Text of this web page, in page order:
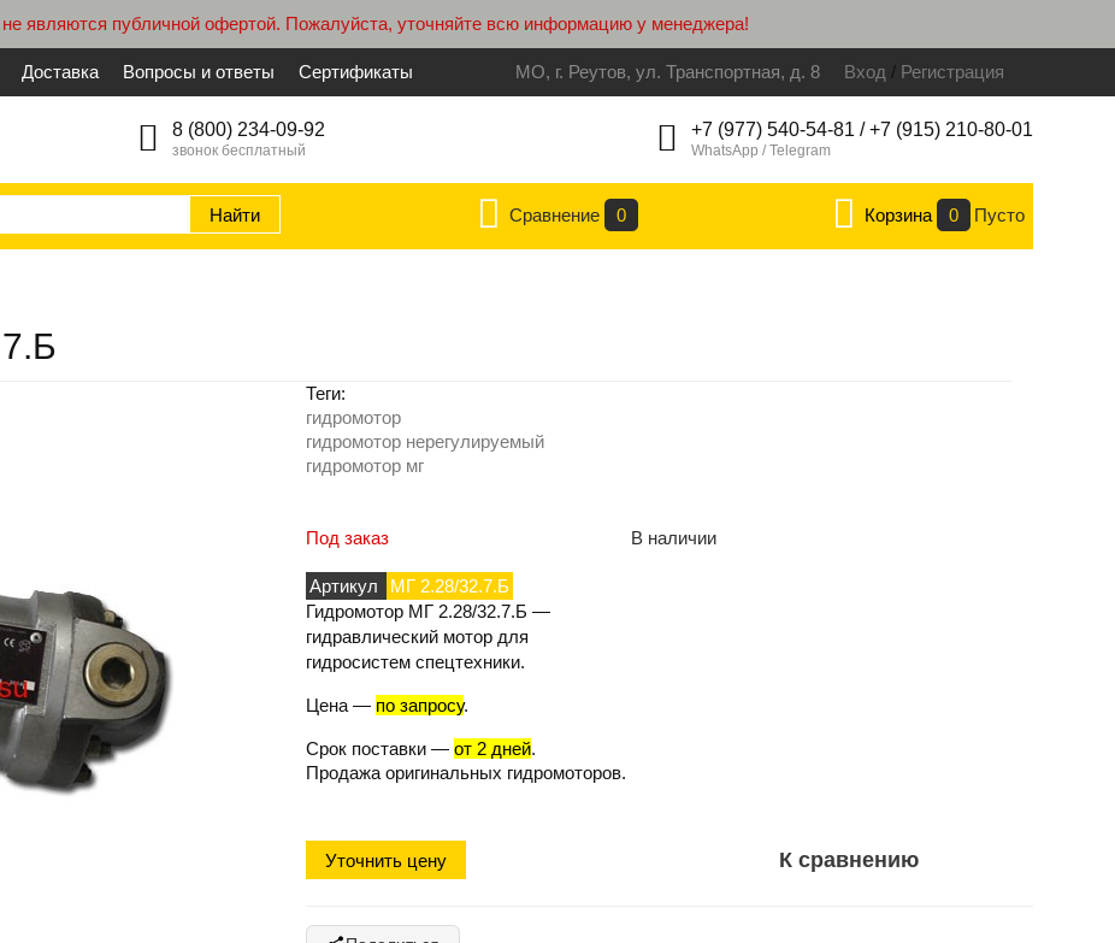
являются публичной офертой. Пожалуйста, уточняйте всю информацию у менеджера!
Доставка Вопросы и ответы Сертификаты МО, г. Реутов, ул. Транспортная, д. 8 Вход / Регистрация
8 (800) 234-09-92
звонок бесплатный
+7 (977) 540-54-81 / +7 (915) 210-80-01
WhatsApp / Telegram
Сравнение 0 Корзина 0 Пусто
Теги:
гидромотор
гидромотор нерегулируемый
гидромотор мг
Под заказ
Артикул
МГ 2.28/32.7.Б
Гидромотор МГ 2.28/32.7.Б —
гидравлический мотор для
гидросистем спецтехники.
Цена — по запросу.
Срок поставки — от 2 дней.
Продажа оригинальных гидромоторов.
В наличии
Уточнить цену К сравнению